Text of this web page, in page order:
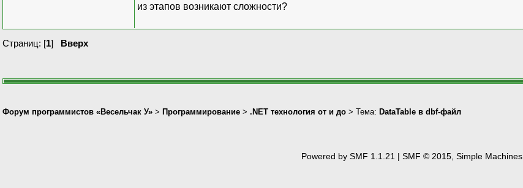
из этапов возникают сложности?
Страниц: [1] Вверх
Форум программистов «Весельчак У» > Программирование > .NET технология от и до > Тема: DataTable в dbf-файл
Powered by SMF 1.1.21 | SMF © 2015, Simple Machines